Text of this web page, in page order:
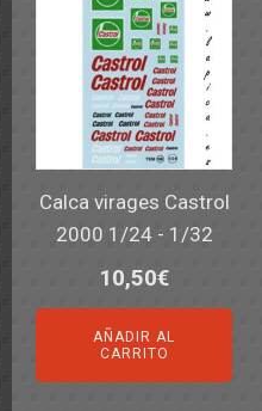
Calca virages Castrol
2000 1/24 - 1/32
10,50€
AÑADIR AL
CARRITO